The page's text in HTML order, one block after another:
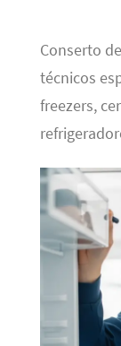
Conserto
técnicos
freezers,